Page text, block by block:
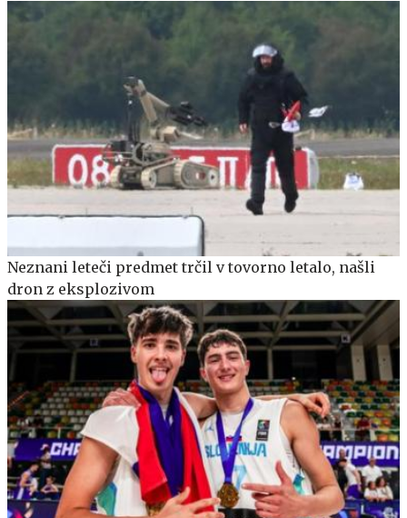
Neznani leteči predmet trčil v tovorno letalo, našli
dron z eksplozivom